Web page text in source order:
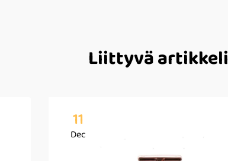
Liittyvä artikkeli
11
Dec